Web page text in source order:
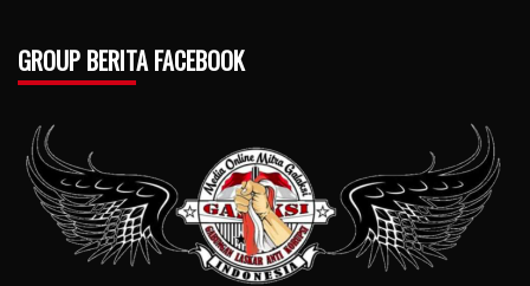
GROUP BERITA FACEBOOK